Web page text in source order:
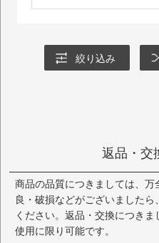
絞り込み
返品・交
商品の品質につきましては、
良・破損などがございました
ください。返品・交換につき
使用に限り可能です。